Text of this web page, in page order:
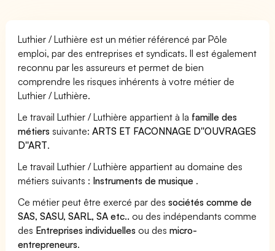
Luthier / Luthière est un métier référencé par Pôle
emploi, par des entreprises et syndicats. Il est également
reconnu par les assureurs et permet de bien
comprendre les risques inhérents à votre métier de
Luthier / Luthière.
Le travail Luthier / Luthière appartient à la famille des
métiers suivante:ARTS ET FACONNAGE D''OUVRAGES
D''ART.
Le travail Luthier / Luthière appartient au domaine des
métiers suivants : Instruments de musique .
Ce métier peut être exercé par dessociétés comme de
SAS, SASU, SARL, SA etc.. ou des indépendants comme
des Entreprises individuelles ou desmicro-
entrepreneurs.